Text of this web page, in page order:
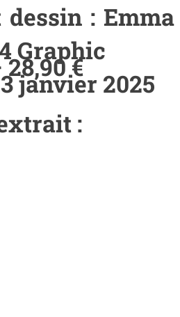
: Emma
Graphic
€
janvier 2025
: